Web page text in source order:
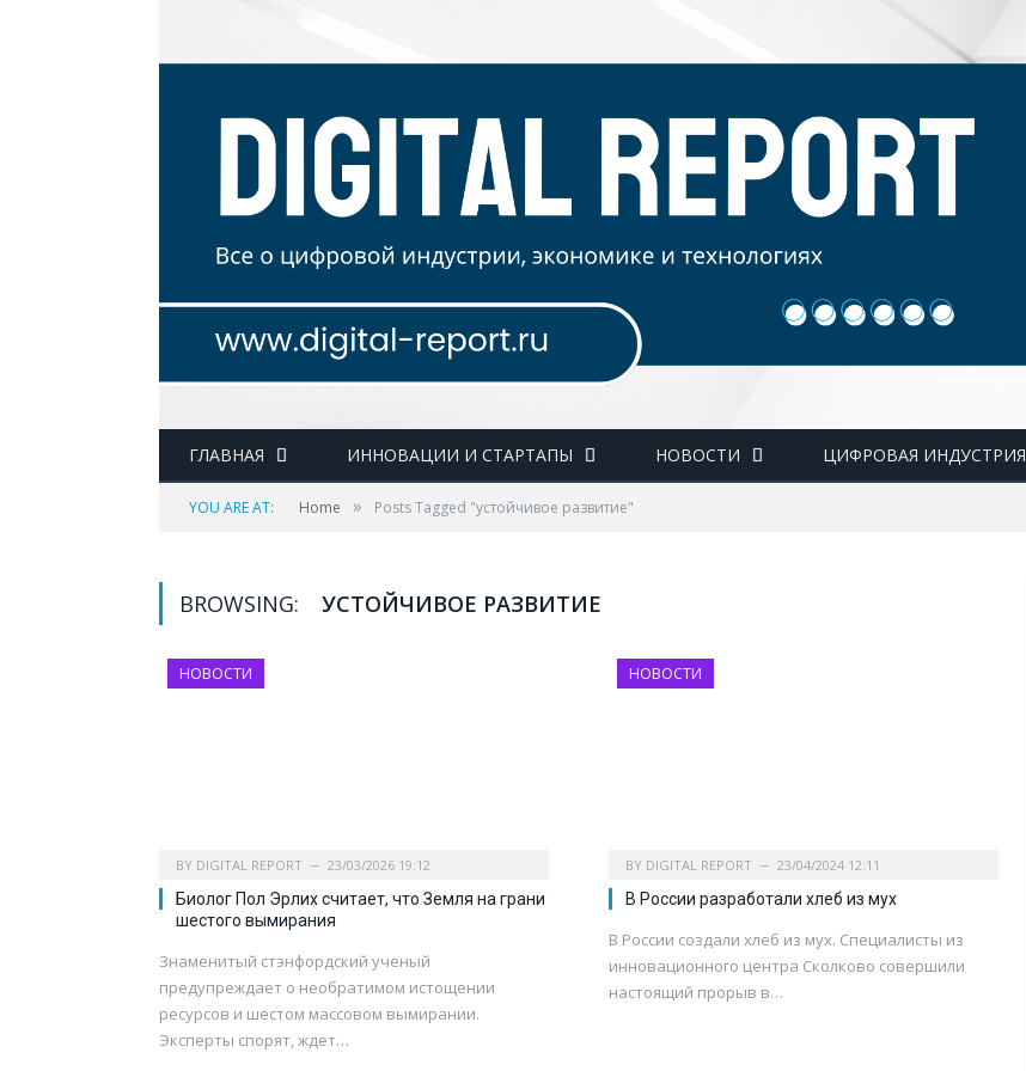
ГЛАВНАЯ ИННОВАЦИИ И СТАРТАПЫ НОВОСТИ ЦИФРОВАЯ ИНДУСТРИЯ
YOU ARE AT: Home » Posts Tagged "устойчивое развитие"
BROWSING: УСТОЙЧИВОЕ РАЗВИТИЕ
НОВОСТИ
BY DIGITAL REPORT 23/03/2026 19:12
Биолог Пол Эрлих считает, что Земля на грани
шестого вымирания
Знаменитый стэнфордский ученый
предупреждает о необратимом истощении
ресурсов и шестом массовом вымирании.
Эксперты спорят, ждет…
НОВОСТИ
BY DIGITAL REPORT 23/04/2024 12:11
В России разработали хлеб из мух
В России создали хлеб из мух. Специалисты из
инновационного центра Сколково совершили
настоящий прорыв в…